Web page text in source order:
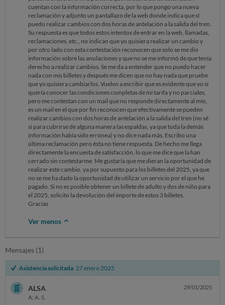
cuentan con la información correcta, por lo que pongo una nueva
reclamación y adjunto un pantallazo de la web donde indica que sí
puedo realizar cambios con dos horas de antelación a la salida del tren.
Su respuesta es que todos estos intentos de entrar en la web, llamadas,
reclamaciones, etc., no indican que yo quisiera realizar un cambio y
por otro lado con esta contestación reconocen que solo se me dio
información sobre las anulaciones y que no se me informó de que tenía
derecho a realizar cambios. Se me da a entender que no puedo hacer
nada con mis billetes y después me dicen que no hay nada que pruebe
que yo quisiera cambiarlos. Vuelvo a escribir que es evidente que yo sí
quería conocer las condiciones completas de mi tarifa y no parciales,
pero me contestan con un mail que no responde directamente al mío,
es un mail en el que por fin reconocen que efectivamente se pueden
realizar cambios con dos horas de antelación a la salida del tren (no sé
si para cubrirse de alguna manera las espaldas, ya que toda la demás
información había sido errónea) y no dice nada más. Escribo una
última reclamación pero ésta no tiene respuesta. De hecho me llega
directamente la encuesta de satisfacción, lo que me dice que la han
cerrado sin contestarme. Me gustaría que me dieran la oportunidad de
realizar este cambio, ya por supuesto para los billetes del 2025, ya que
no se me ha dado la oportunidad de utilizar un servicio por el que he
pagado. Si no es posible obtener un billete de adulto y dos de niño para
el 2025, solicito la devolución del importe de estos 3 billetes.
Gracias
Ver menos
Mensajes (1)
Asistencia solicitada 27 enero 2025
ALSA
A: A. S.
29/01/2025